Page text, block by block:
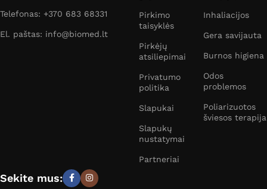
Telefonas: +370 683 68331
El. paštas: info@biomed.lt
Pirkimo
taisyklės
Pirkėjų
atsiliepimai
Privatumo
politika
Slapukai
Slapukų
nustatymai
Partneriai
Inhaliacijos
Gera savijauta
Burnos higiena
Odos
problemos
Poliarizuotos
šviesos terapija
Sekite mus: